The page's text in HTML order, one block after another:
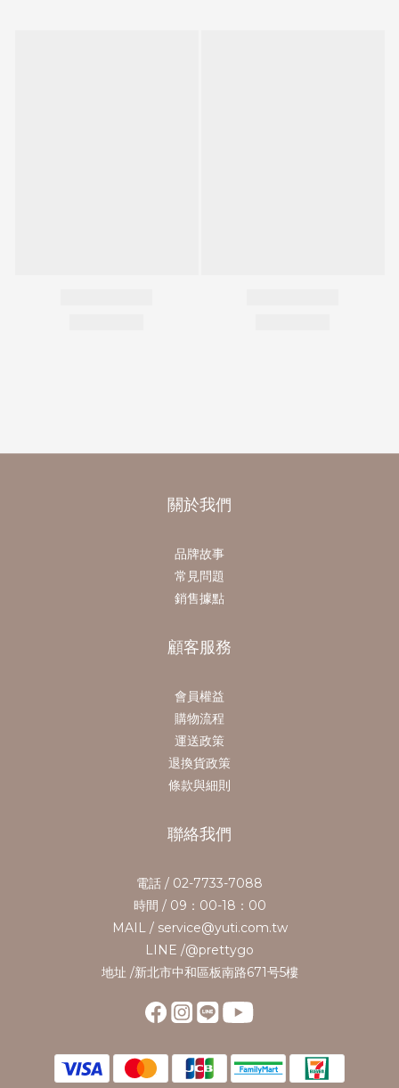
關於我們
品牌故事
常見問題
銷售據點
顧客服務
會員權益
購物流程
運送政策
退換貨政策
條款與細則
聯絡我們
電話 / 02-7733-7088
時間 / 09：00-18：00
MAIL / service@yuti.com.tw
LINE /@prettygo
地址 /新北市中和區板南路671号5樓